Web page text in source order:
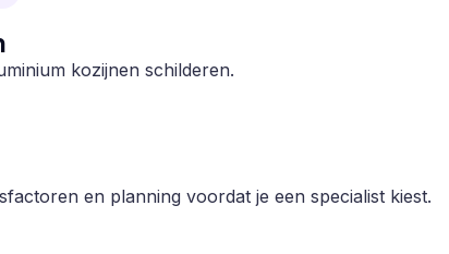
kozijnen schilderen.
en planning voordat je een specialist kiest.